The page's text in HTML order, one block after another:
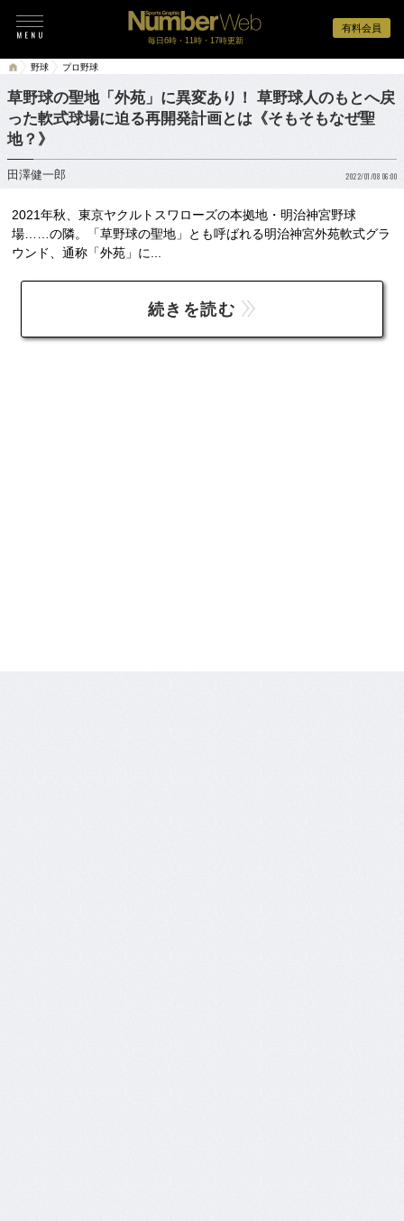
有料会員
毎日6時・11時・17時更新
野球 プロ野球
草野球の聖地「外苑」に異変あり！ 草野球人のもとへ戻
った軟式球場に迫る再開発計画とは《そもそもなぜ聖
地？》
田澤健一郎 2022/01/08 06:00
2021年秋、東京ヤクルトスワローズの本拠地・明治神宮野球
場……の隣。「草野球の聖地」とも呼ばれる明治神宮外苑軟式グラ
ウンド、通称「外苑」に...
続きを読む